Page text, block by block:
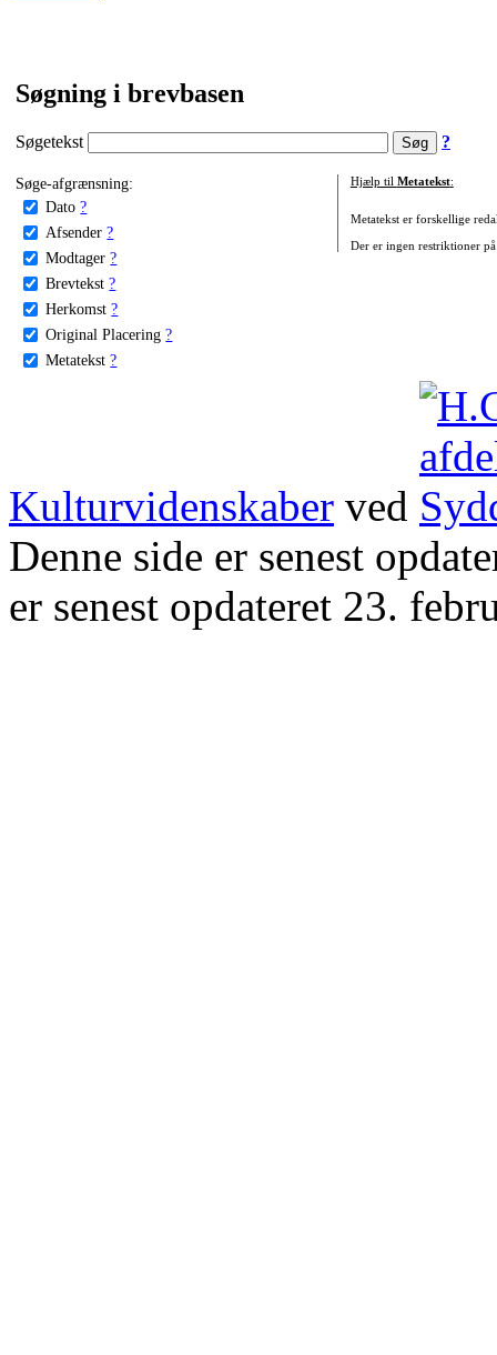
Søgning i brevbasen
Søgetekst ?
Søge-afgrænsning:
Dato ?
Afsender ?
Modtager ?
Brevtekst ?
Herkomst ?
Original Placering ?
Metatekst ?
Hjælp til Metatekst:
Metatekst er forskellige
Der er ingen restriktioner
Kulturvidenskaber ved
Denne side er senest
er senest opdateret 23.